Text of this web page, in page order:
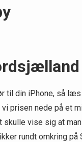
til din iPhone, så
prisen nede på et
skulle vise sig at
rundt omkring